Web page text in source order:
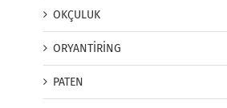
OKÇULUK
ORYANTİRİNG
PATEN